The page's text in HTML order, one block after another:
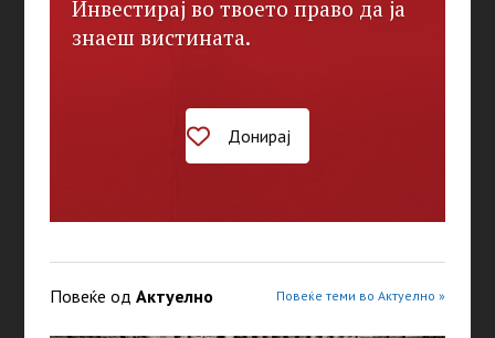
Инвестирај во твоето право да ја
знаеш вистината.
Донирај
Повеќе од Актуелно Повеќе теми во Актуелно »